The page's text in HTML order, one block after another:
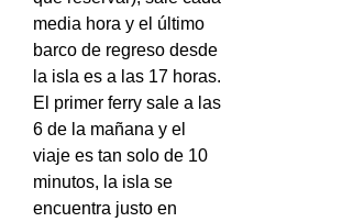
media hora y el último
barco de regreso desde
la isla es a las 17 horas.
El primer ferry sale a las
6 de la mañana y el
viaje es tan solo de 10
minutos, la isla se
encuentra justo en